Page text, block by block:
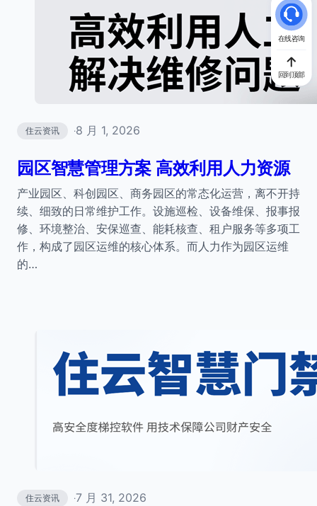
住云资讯 ·8 月 1, 2026
园区智慧管理方案 高效利用人力资源
产业园区、科创园区、商务园区的常态化运营，离不开持
续、细致的日常维护工作。设施巡检、设备维保、报事报
修、环境整治、安保巡查、能耗核查、租户服务等多项工
作，构成了园区运维的核心体系。而人力作为园区运维
的…
住云资讯 ·7 月 31, 2026
在线咨询
回到顶部